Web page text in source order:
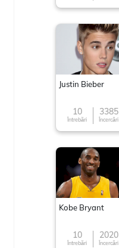
Justin Bieber
10
Întrebări
3385
Încercări
Kobe Bryant
10
Întrebări
2020
Încercări